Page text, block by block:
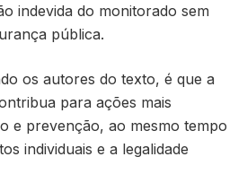
indevida do monitorado sem
pública.
os autores do texto, é que a
para ações mais
e prevenção, ao mesmo tempo
individuais e a legalidade